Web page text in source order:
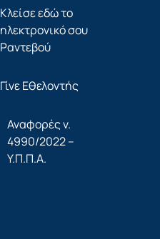
Κλείσε εδώ το
ηλεκτρονικό σου
Ραντεβού
Γίνε Εθελοντής
Αναφορές ν.
4990/2022 –
Υ.Π.Π.Α.